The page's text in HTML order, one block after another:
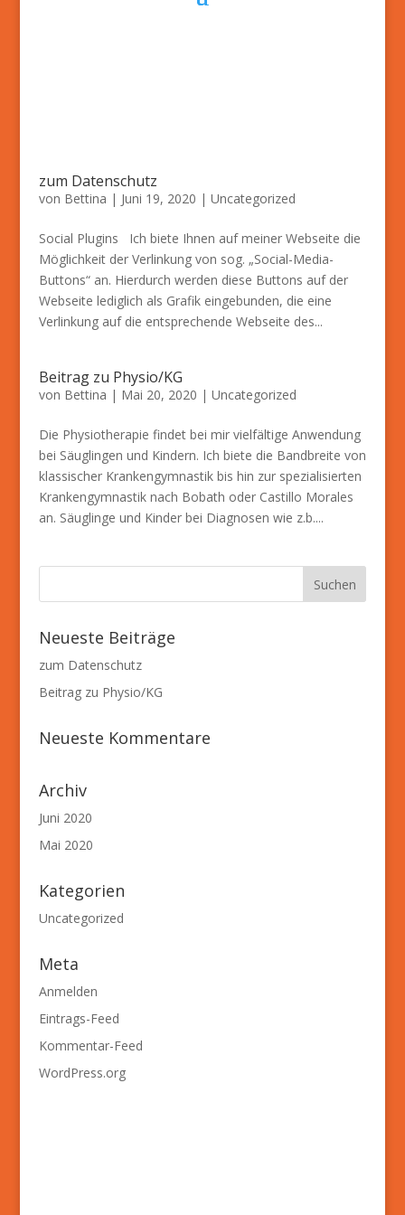
zum Datenschutz
von Bettina | Juni 19, 2020 | Uncategorized
Social Plugins Ich biete Ihnen auf meiner Webseite die
Möglichkeit der Verlinkung von sog. „Social-Media-
Buttons“ an. Hierdurch werden diese Buttons auf der
Webseite lediglich als Grafik eingebunden, die eine
Verlinkung auf die entsprechende Webseite des...
Beitrag zu Physio/KG
von Bettina | Mai 20, 2020 | Uncategorized
Die Physiotherapie findet bei mir vielfältige Anwendung
bei Säuglingen und Kindern. Ich biete die Bandbreite von
klassischer Krankengymnastik bis hin zur spezialisierten
Krankengymnastik nach Bobath oder Castillo Morales
an. Säuglinge und Kinder bei Diagnosen wie z.b....
Neueste Beiträge
zum Datenschutz
Beitrag zu Physio/KG
Neueste Kommentare
Archiv
Juni 2020
Mai 2020
Kategorien
Uncategorized
Meta
Anmelden
Eintrags-Feed
Kommentar-Feed
WordPress.org